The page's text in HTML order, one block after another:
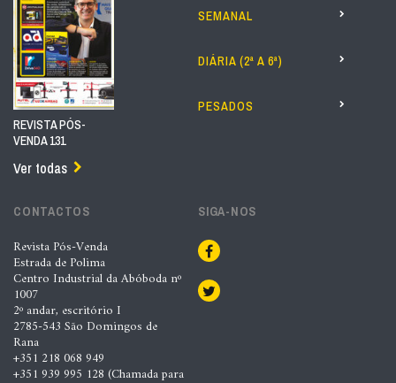
REVISTA PÓS-
VENDA 131
Ver todas
SEMANAL
DIÁRIA (2ª A 6ª)
PESADOS
CONTACTOS
Revista Pós-Venda
Estrada de Polima
Centro Industrial da Abóboda nº
1007
2º andar, escritório I
2785-543 São Domingos de
Rana
+351 218 068 949
+351 939 995 128 (Chamada para
SIGA-NOS